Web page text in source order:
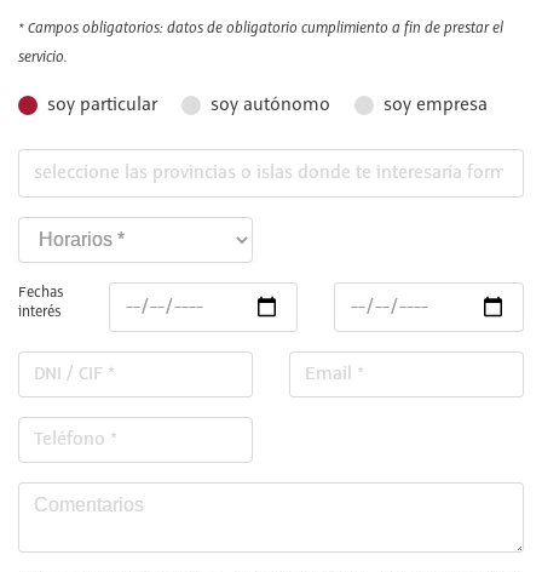
* Campos obligatorios: datos de obligatorio cumplimiento a fin de prestar el
servicio.
soy particular soy autónomo soy empresa
Fechas
interés